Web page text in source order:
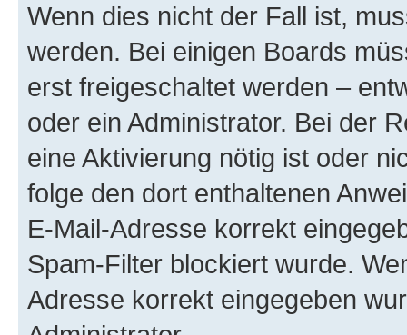
Wenn dies nicht der Fall ist,
werden. Bei einigen Boards
erst freigeschaltet werden –
oder ein Administrator. Bei der
eine Aktivierung nötig ist oder
folge den dort enthaltenen
E-Mail-Adresse korrekt
Spam-Filter blockiert wurde.
Adresse korrekt eingegeben